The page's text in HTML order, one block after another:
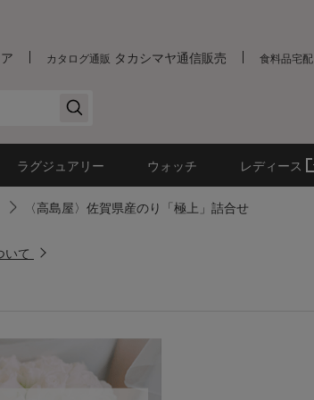
カタログ通販 タカシマヤ通信販売 食料品宅配
ラグジュアリー ウォッチ レディース
〈高島屋〉佐賀県産のり「極上」詰合せ
いて